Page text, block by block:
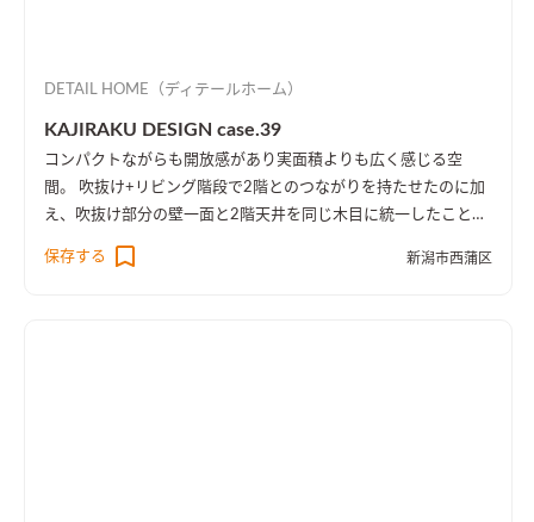
DETAIL HOME（ディテールホーム）
KAJIRAKU DESIGN case.39
コンパクトながらも開放感があり実面積よりも広く感じる空
間。 吹抜け+リビング階段で2階とのつながりを持たせたのに加
え、吹抜け部分の壁一面と2階天井を同じ木目に統一したことに
より、1階・2階の一体感を演出しました。 趣味のピアノ室は、
楽譜を整理する本棚を壁一面に設け、屋外への防音効果も担って
保存する 新潟市西蒲区